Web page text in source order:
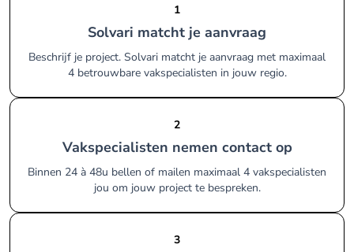
1
Solvari matcht je aanvraag
Beschrijf je project. Solvari matcht je aanvraag met maximaal
4 betrouwbare vakspecialisten in jouw regio.
2
Vakspecialisten nemen contact op
Binnen 24 à 48u bellen of mailen maximaal 4 vakspecialisten
jou om jouw project te bespreken.
3